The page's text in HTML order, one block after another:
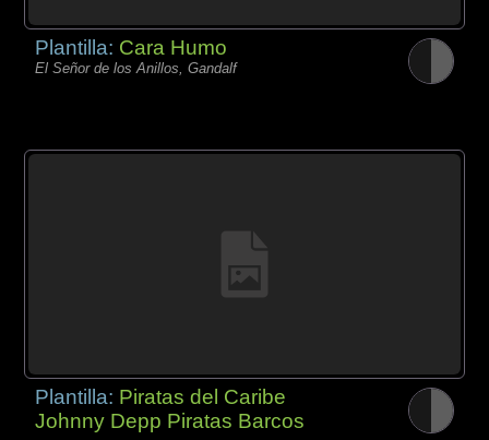
Plantilla: Cara Humo
El Señor de los Anillos, Gandalf
Plantilla: Piratas del Caribe
Johnny Depp Piratas Barcos